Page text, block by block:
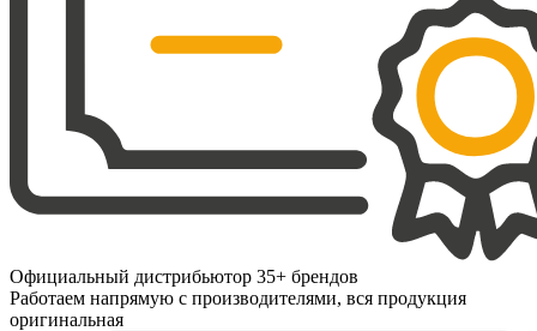
Официальный дистрибьютор 35+ брендов
Работаем напрямую с производителями, вся продукция
оригинальная